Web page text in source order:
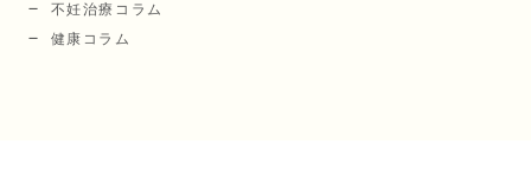
不妊治療コラム
健康コラム